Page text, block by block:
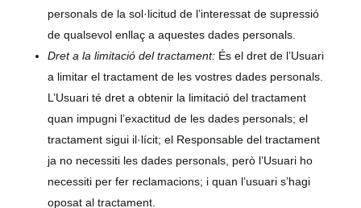
personals de la sol·licitud de l’interessat de supressió
de qualsevol enllaç a aquestes dades personals.
Dret a la limitació del tractament: És el dret de l’Usuari
a limitar el tractament de les vostres dades personals.
L’Usuari té dret a obtenir la limitació del tractament
quan impugni l’exactitud de les dades personals; el
tractament sigui il·lícit; el Responsable del tractament
ja no necessiti les dades personals, però l’Usuari ho
necessiti per fer reclamacions; i quan l’usuari s’hagi
oposat al tractament.